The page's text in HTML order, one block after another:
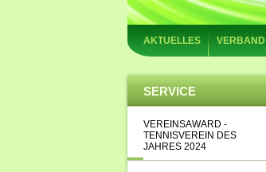
AKTUELLES VERBAND
SERVICE
VEREINSAWARD -
TENNISVEREIN DES
JAHRES 2024